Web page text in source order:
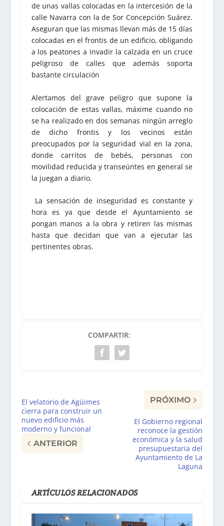
de unas vallas colocadas en la intercesión de la
calle Navarra con la de Sor Concepción Suárez.
Aseguran que las mismas llevan más de 15 días
colocadas en el frontis de un edificio, obligando
a los peatones a invadir la calzada en un cruce
peligroso de calles que además soporta
bastante circulación
Alertamos del grave peligro que supone la
colocación de estas vallas, máxime cuando no
se ha realizado en dos semanas ningún arreglo
de dicho frontis y los vecinos están
preocupados por la seguridad vial en la zona,
donde carritos de bebés, personas con
movilidad reducida y transeúntes en general se
la juegan a diario.
La sensación de inseguridad es constante y
hora es ya que desde el Ayuntamiento se
pongan manos a la obra y retiren las mismas
hasta que decidan que van a ejecutar las
pertinentes obras.
COMPARTIR:
El velatorio de Agüimes
cierra para construir un
nuevo edificio más
moderno y funcional
ANTERIOR
PRÓXIMO
El Gobierno regional
reconoce la gestión
económica y la salud
presupuestaria del
Ayuntamiento de La
Laguna
ARTÍCULOS RELACIONADOS